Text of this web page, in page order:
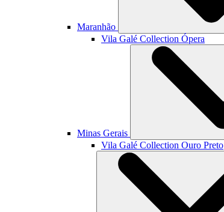
Maranhão
Vila Galé Collection Ópera
Minas Gerais
Vila Galé Collection Ouro Preto